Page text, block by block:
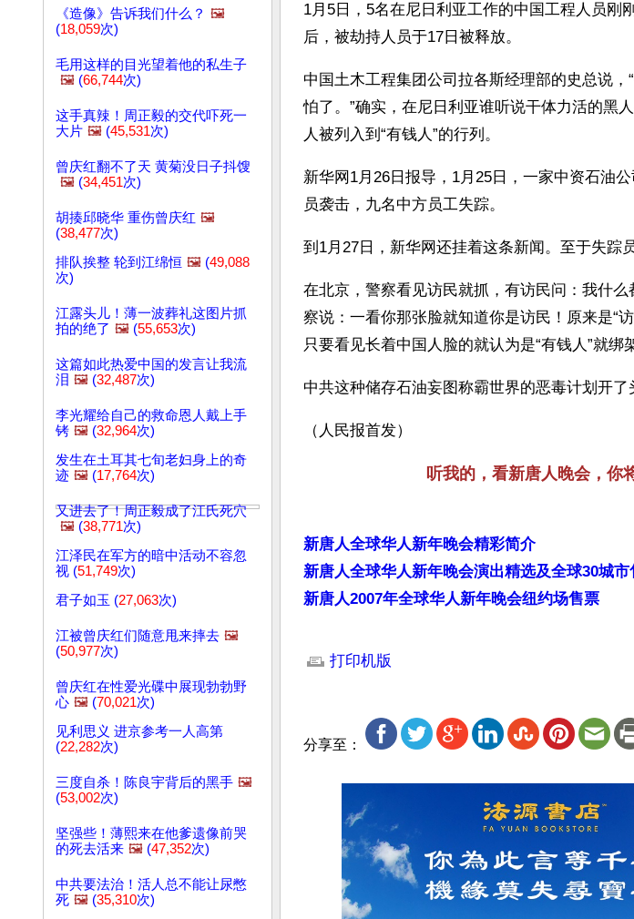
《造像》告诉我们什么？ 🖼️
(18,059次)
毛用这样的目光望着他的私生子
🖼️ (66,744次)
这手真辣！周正毅的交代吓死一
大片 🖼️ (45,531次)
曾庆红翻不了天 黄菊没日子抖馊
🖼️ (34,451次)
胡揍邱晓华 重伤曾庆红 🖼️
(38,477次)
排队挨整 轮到江绵恒 🖼️ (49,088
次)
江露头儿！薄一波葬礼这图片抓
拍的绝了 🖼️ (55,653次)
这篇如此热爱中国的发言让我流
泪 🖼️ (32,487次)
李光耀给自己的救命恩人戴上手
铐 🖼️ (32,964次)
发生在土耳其七旬老妇身上的奇
迹 🖼️ (17,764次)
又进去了！周正毅成了江氏死穴
🖼️ (38,771次)
江泽民在军方的暗中活动不容忽
视 (51,749次)
君子如玉 (27,063次)
江被曾庆红们随意甩来摔去 🖼️
(50,977次)
曾庆红在性爱光碟中展现勃勃野
心 🖼️ (70,021次)
见利思义 进京参考一人高第
(22,282次)
三度自杀！陈良宇背后的黑手 🖼️
(53,002次)
坚强些！薄熙来在他爹遗像前哭
的死去活来 🖼️ (47,352次)
中共要法治！活人总不能让尿憋
死 🖼️ (35,310次)
1月5日，5名在尼日利亚工作的中国工程人员刚
后，被劫持人员于17日被释放。
中国土木工程集团公司拉各斯经理部的史总说
怕了。”确实，在尼日利亚谁听说干体力活的黑
人被列入到“有钱人”的行列。
新华网1月26日报导，1月25日，一家中资石油
员袭击，九名中方员工失踪。
到1月27日，新华网还挂着这条新闻。至于失踪
在北京，警察看见访民就抓，有访民问：我什
察说：一看你那张脸就知道你是访民！原来是“
只要看见长着中国人脸的就认为是“有钱人”就绑
中共这种储存石油妄图称霸世界的恶毒计划开
（人民报首发）
听我的，看新唐人晚会，你
新唐人全球华人新年晚会精彩简介
新唐人全球华人新年晚会演出精选及全球30城市
新唐人2007年全球华人新年晚会纽约场售票
打印机版
分享至：